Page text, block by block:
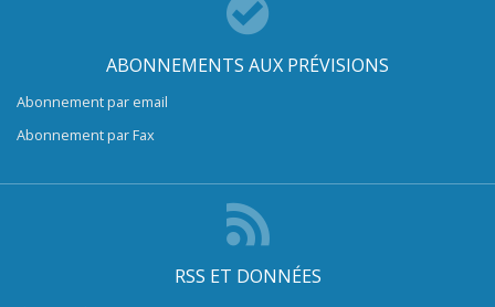
ABONNEMENTS AUX PRÉVISIONS
Abonnement par email
Abonnement par Fax
RSS ET DONNÉES